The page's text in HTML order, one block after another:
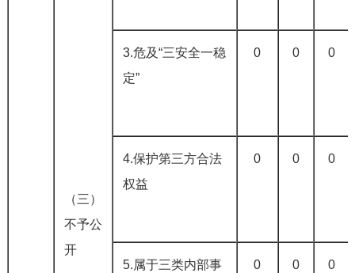
（三）
不予公
开
3.危及“三安全一稳
定”
0 0 0
4.保护第三方合法
权益
0 0 0
5.属于三类内部事
0 0 0